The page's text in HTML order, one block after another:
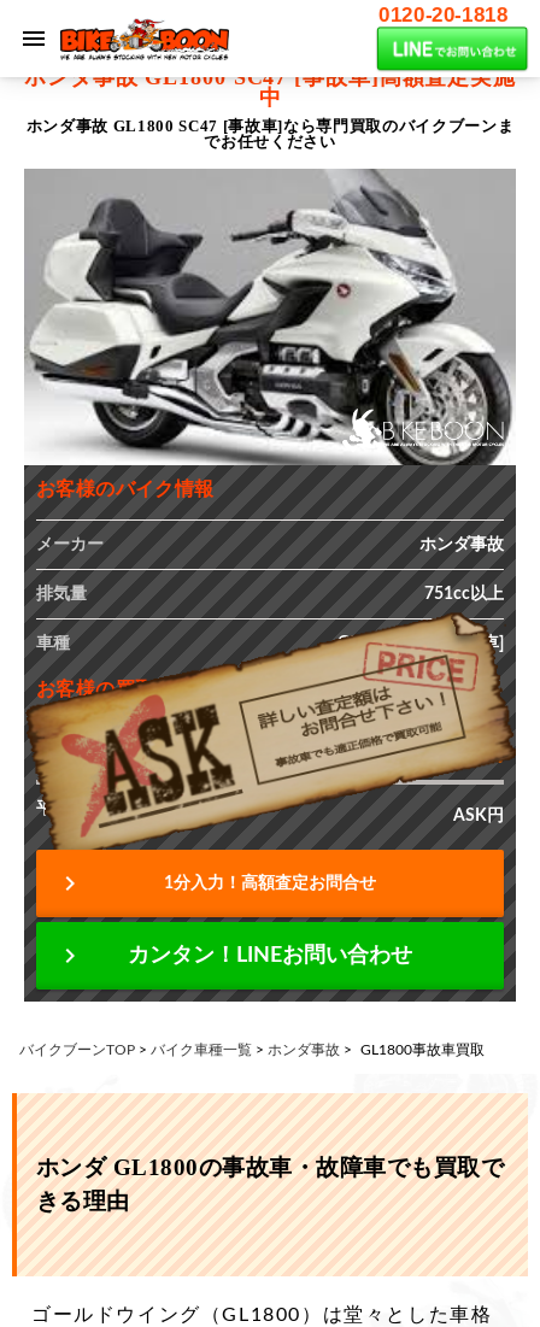
0120-20-1818
ホンダ事故 GL1800 SC47 [事故車]高額査定実施
中
ホンダ事故 GL1800 SC47 [事故車]なら専門買取のバイクブーンま
でお任せください
お客様のバイク情報
メーカー ホンダ事故
排気量 751cc以上
車種 GL1800 SC47 [事故車]
お客様の買取査定額
最高価格 ASK 円
平均価格 ASK円
chevron_right 1分入力！高額査定お問合せ
chevron_right カンタン！LINEお問い合わせ
バイクブーンTOP > バイク車種一覧 > ホンダ事故 > GL1800事故車買取
ホンダ GL1800の事故車・故障車でも買取で
きる理由
ゴールドウイング（GL1800）は堂々とした車格